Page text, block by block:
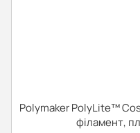
Polymaker PolyLite™
філамент,